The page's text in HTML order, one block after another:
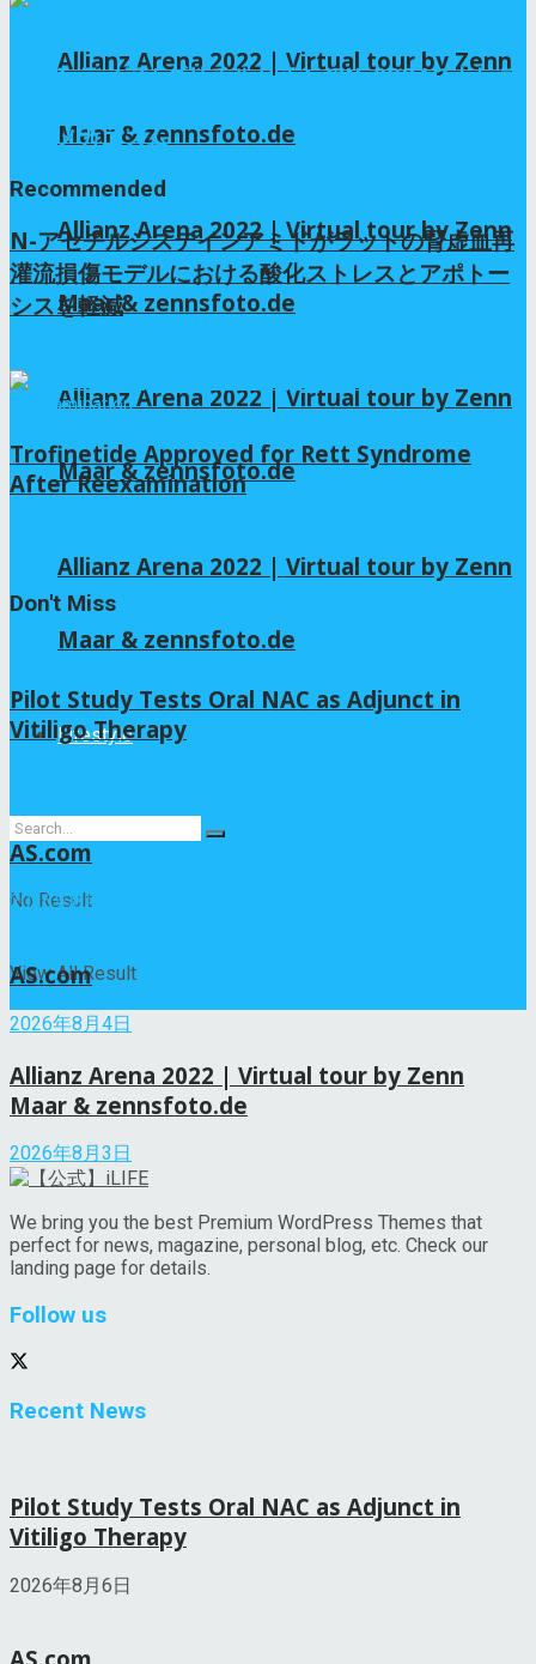
Allianz Arena 2022 | Virtual tour by Zenn
Maar & zennsfoto.de
Allianz Arena 2022 | Virtual tour by Zenn
Maar & zennsfoto.de
Allianz Arena 2022 | Virtual tour by Zenn
Maar & zennsfoto.de
Allianz Arena 2022 | Virtual tour by Zenn
Maar & zennsfoto.de
Lifestyle
No Result
View All Result
フロンティア | グリチルリチンのNa2SO4ストレス
分子メカニズム
Recommended
N-アセチルシステインアミドがラットの腎虚血再
灌流損傷モデルにおける酸化ストレスとアポトー
シスを軽減
Trofinetide Approved for Rett Syndrome
After Reexamination
Don't Miss
Pilot Study Tests Oral NAC as Adjunct in
Vitiligo Therapy
AS.com
2026年8月4日
AS.com
2026年8月4日
Allianz Arena 2022 | Virtual tour by Zenn
Maar & zennsfoto.de
2026年8月3日
We bring you the best Premium WordPress Themes that
perfect for news, magazine, personal blog, etc. Check our
landing page for details.
Follow us
Recent News
Pilot Study Tests Oral NAC as Adjunct in
Vitiligo Therapy
2026年8月6日